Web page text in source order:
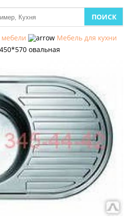
мебели
Мебель для кухни
овальная